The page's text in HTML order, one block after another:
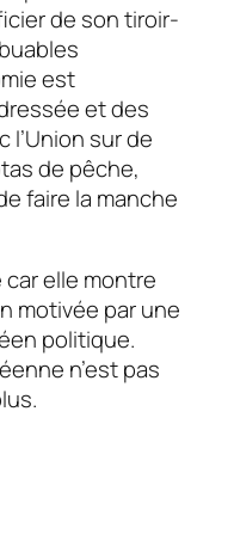
de son tiroir-
est
et des
sur de
de pêche,
faire la manche
elle montre
motivée par une
politique.
n’est pas